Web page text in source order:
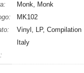
Monk, Monk
MK102
Vinyl, LP, Compilation
Italy